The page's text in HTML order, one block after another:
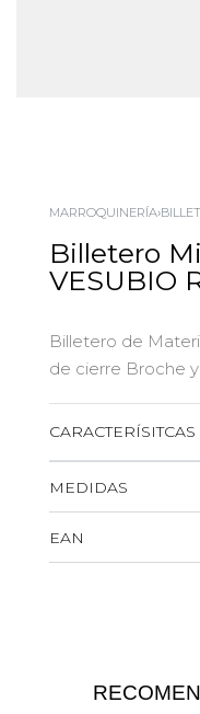
MARROQUINERÍA›
Billetero
VESUBIO
Billetero de
de cierre Broche
CARACTERÍSITCAS
MEDIDAS
EAN